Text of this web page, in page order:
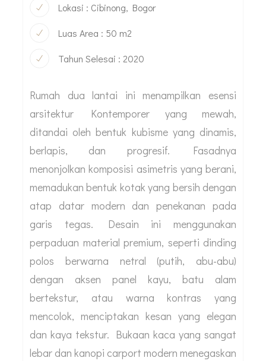
Lokasi : Cibinong, Bogor
Luas Area : 50 m2
Tahun Selesai : 2020
Rumah dua lantai ini menampilkan esensi
arsitektur Kontemporer yang mewah,
ditandai oleh bentuk kubisme yang dinamis,
berlapis, dan progresif. Fasadnya
menonjolkan komposisi asimetris yang berani,
memadukan bentuk kotak yang bersih dengan
atap datar modern dan penekanan pada
garis tegas. Desain ini menggunakan
perpaduan material premium, seperti dinding
polos berwarna netral (putih, abu-abu)
dengan aksen panel kayu, batu alam
bertekstur, atau warna kontras yang
mencolok, menciptakan kesan yang elegan
dan kaya tekstur. Bukaan kaca yang sangat
lebar dan kanopi carport modern menegaskan